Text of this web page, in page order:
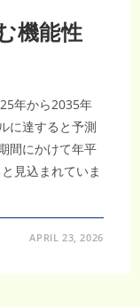
機能性
年から2035年
に達すると予測
間にかけて年平
見込まれていま
APRIL 23, 2026